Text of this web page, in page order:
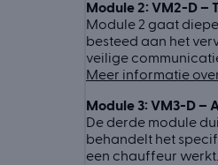
Module 2: VM2-D –
Module 2 gaat
besteed aan het
veilige
Meer informatie
Module 3: VM3-D –
De derde module
behandelt het
een chauffeur werkt.